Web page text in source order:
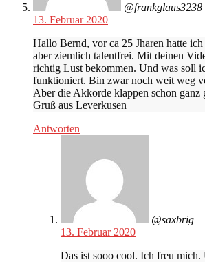
@frankglaus3238
13. Februar 2020
Hallo Bernd, vor ca 25 Jharen hatte
aber ziemlich talentfrei. Mit deinen
richtig Lust bekommen. Und was soll
funktioniert. Bin zwar noch weit weg
Aber die Akkorde klappen schon ganz
Gruß aus Leverkusen
Antworten
@saxbrig
13. Februar 2020
Das ist sooo cool. Ich freu mich.